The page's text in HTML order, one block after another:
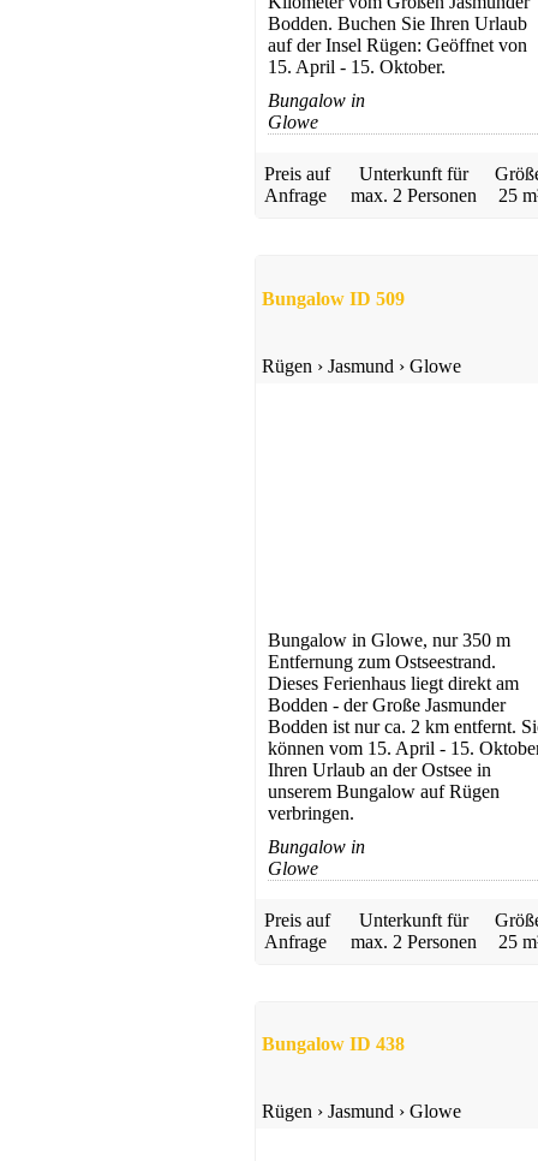
ab 55 EUR/Tag
ab 70 EUR/Tag
Apartmenthaus
Gingst
ab 80 EUR/Tag
Gästehaus
Dranske
Bodden. Buchen Sie Ihren Urlaub
auf der Insel Rügen: Geöffnet von
15. April - 15. Oktober.
Bungalow in
Glowe
Preis auf
Anfrage
Unterkunft für
max. 2 Personen
25
Bungalow ID 509
Rügen › Jasmund › Glowe
Bungalow in Glowe, nur 350 m
Entfernung zum Ostseestrand.
Dieses Ferienhaus liegt direkt am
Bodden - der Große Jasmunder
Bodden ist nur ca. 2 km entfernt.
können vom 15. April - 15.
Ihren Urlaub an der Ostsee in
unserem Bungalow auf Rügen
verbringen.
Bungalow in
Glowe
Preis auf
Anfrage
Unterkunft für
max. 2 Personen
25
Bungalow ID 438
Rügen › Jasmund › Glowe